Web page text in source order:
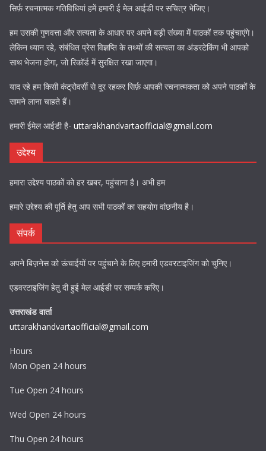
सिर्फ़ रचनात्मक गतिविधियां हमें हमारी ई मेल आईडी पर सचित्र भेजिए।
हम उसकी गुणवत्ता और सत्यता के आधार पर अपने बड़ी संख्या में पाठकों तक पहुंचाएंगे।
लेकिन ध्यान रहे, संबंधित प्रेस विज्ञप्ति के तथ्यों की सत्यता का अंडरटेकिंग भी आपको
साथ भेजना होगा, जो रिकॉर्ड में सुरक्षित रखा जाएगा।
याद रहे हम किसी कंट्रोवर्सी से दूर रहकर सिर्फ़ आपकी रचनात्मकता को अपने पाठकों के
सामने लाना चाहते हैं।
हमारी ईमेल आईडी है- uttarakhandvartaofficial@gmail.com
उद्देश्य
हमारा उद्देश्य पाठकों को हर खबर, पहुंचाना है। अभी हम
हमारे उद्देश्य की पूर्ति हेतु आप सभी पाठकों का सहयोग वांछनीय है।
संपर्क
अपने बिज़नेस को ऊंचाईयों पर पहुंचाने के लिए हमारी एडवरटाइजिंग को चुनिए।
एडवरटाइजिंग हेतु दी हुई मेल आईडी पर सम्पर्क करिए।
उत्तराखंड वार्ता
uttarakhandvartaofficial@gmail.com
Hours
Mon Open 24 hours
Tue Open 24 hours
Wed Open 24 hours
Thu Open 24 hours